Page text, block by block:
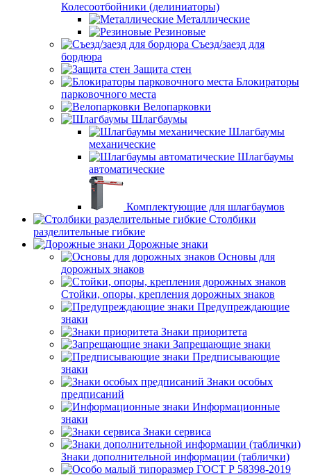
Колесоотбойники (делиниаторы)
Металлические
Резиновые
Съезд/заезд для
бордюра
Защита стен
Блокираторы
парковочного места
Велопарковки
Шлагбаумы
Шлагбаумы
механические
Шлагбаумы
автоматические
Комплектующие для шлагбаумов
Столбики
разделительные гибкие
Дорожные знаки
Основы для
дорожных знаков
Стойки, опоры, крепления дорожных знаков
Предупреждающие
знаки
Знаки приоритета
Запрещающие знаки
Предписывающие
знаки
Знаки особых
предписаний
Информационные
знаки
Знаки сервиса
Знаки дополнительной информации (таблички)